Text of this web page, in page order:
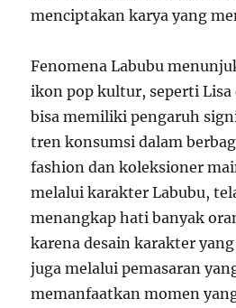
menciptakan karya yang
Fenomena Labubu
ikon pop kultur, seperti Lisa
bisa memiliki pengaruh
tren konsumsi dalam
fashion dan koleksioner
melalui karakter Labubu,
menangkap hati banyak
karena desain karakter
juga melalui pemasaran
memanfaatkan momen